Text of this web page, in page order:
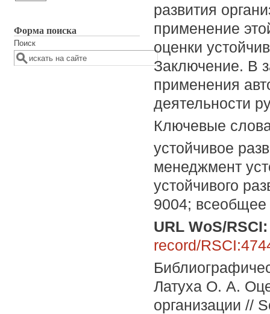
Форма поиска
Поиск
развития
применение
оценки
Заключение. В
применения
деятельности
Ключевые
устойчивое
менеджмент
устойчивого
9004; всеобщее
URL WoS/RSCI:
record/
Латуха О. А.
организации //